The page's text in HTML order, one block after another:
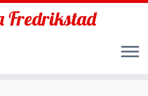
Fredrikstad